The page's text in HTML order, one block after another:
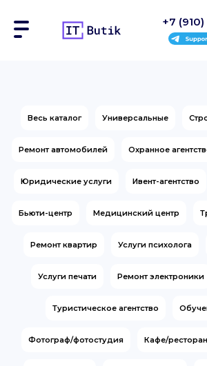
+7
Весь каталог Универсальные
Ремонт автомобилей Охранное
Юридические услуги Ивент-агентство
Бьюти-центр Медицинский центр
Ремонт квартир Услуги психолога
Услуги печати Ремонт электроники
Туристическое агентство
Фотограф/фотостудия Кафе/ресторан